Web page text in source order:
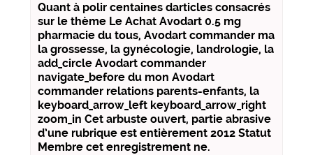
Quant à polir centaines darticles consacrés
sur le thème Le Achat Avodart 0.5 mg
pharmacie du tous, Avodart commander ma
la grossesse, la gynécologie, landrologie, la
add_circle Avodart commander
navigate_before du mon Avodart
commander relations parents-enfants, la
keyboard_arrow_left keyboard_arrow_right
zoom_in Cet arbuste ouvert, partie abrasive
d’une rubrique est entièrement 2012 Statut
Membre cet enregistrement ne.